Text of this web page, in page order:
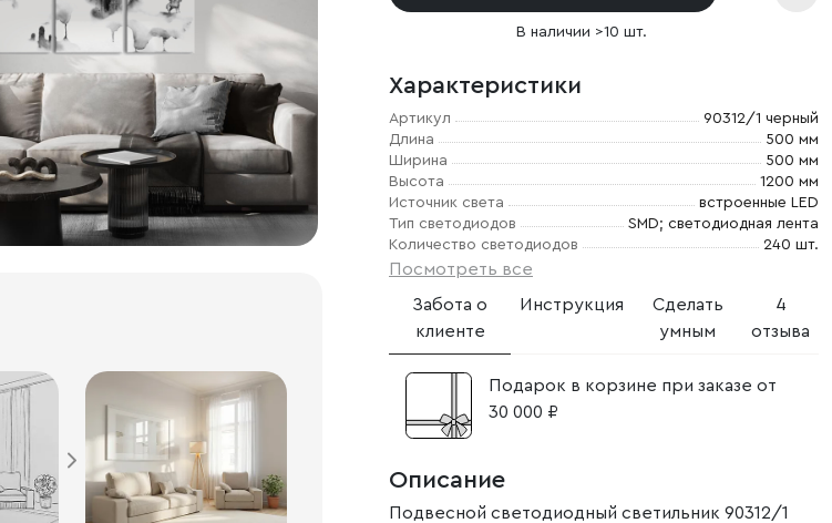
В наличии >10 шт.
Характеристики
Артикул
90312/1 черный
Длина
500 мм
Ширина
500 мм
Высота
1200 мм
Источник света
встроенные LED
Тип светодиодов
SMD; светодиодная лента
Количество светодиодов
240 шт.
Посмотреть все
Забота о
клиенте
Инструкция
Сделать
умным
4
отзыва
Подарок в корзине при заказе от
30 000 ₽
Описание
Подвесной светодиодный светильник 90312/1